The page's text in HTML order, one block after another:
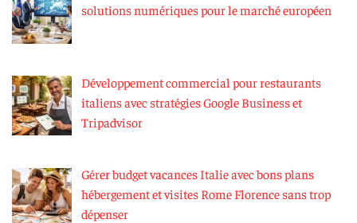
solutions numériques pour le marché européen
Développement commercial pour restaurants
italiens avec stratégies Google Business et
Tripadvisor
Gérer budget vacances Italie avec bons plans
hébergement et visites Rome Florence sans trop
dépenser